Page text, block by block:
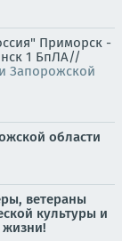
Приморск -
1 БпЛА//
Запорожской
области
ветераны
культуры и
жизни!